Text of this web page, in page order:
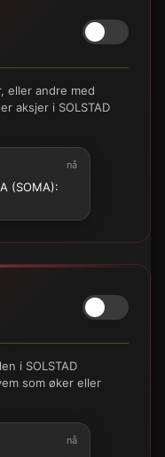
eller andre med
aksjer i SOLSTAD
nå
(SOMA):
i SOLSTAD
som øker eller
nå